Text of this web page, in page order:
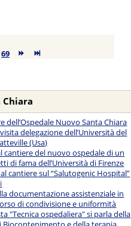
69
Chiara
dell’Ospedale Nuovo Santa Chiara
delegazione dell’Università del
(Usa)
cantiere del nuovo ospedale di un
di fama dell’Università di Firenze
cantiere sul “Salutogenic Hospital”
documentazione assistenziale in
di condivisione e uniformità
"Tecnica ospedaliera" si parla della